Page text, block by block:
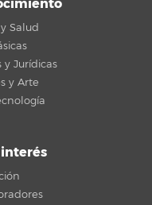
Salud
y Jurídicas
y Arte